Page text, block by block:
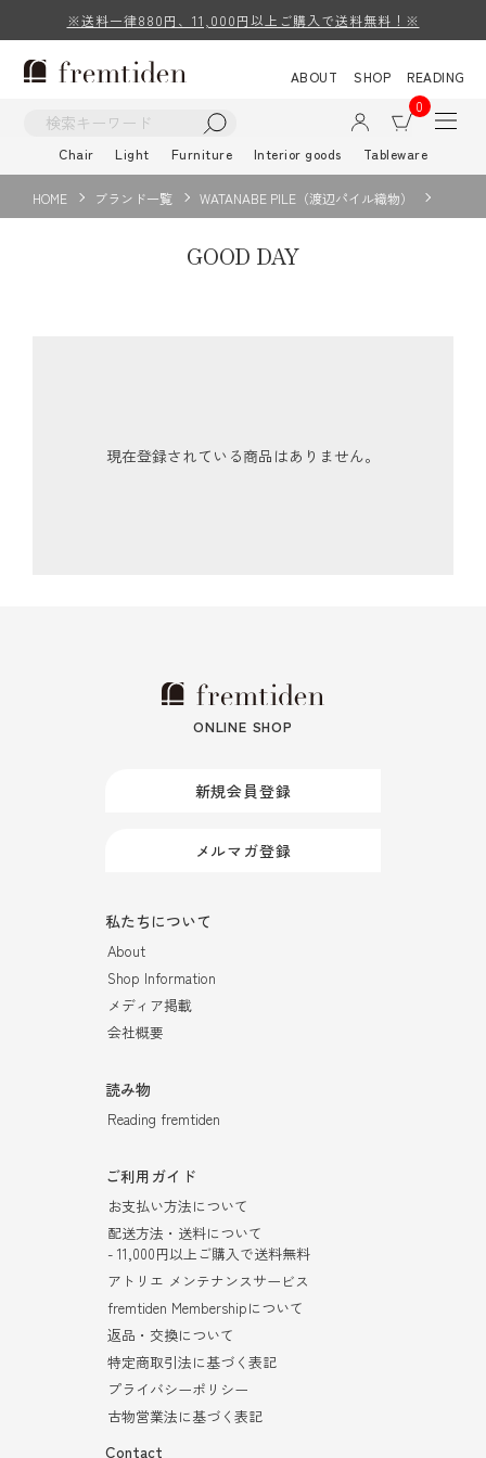
※送料一律880円、11,000円以上ご購入で送料無料！※
ABOUT SHOP
READING
0
Chair Light Furniture Interior goods Tableware
HOME ブランド一覧 WATANABE PILE（渡辺パイル織物）
GOOD DAY
現在登録されている商品はありません。
ONLINE SHOP
新規会員登録
メルマガ登録
私たちについて
About
Shop Information
メディア掲載
会社概要
読み物
Reading fremtiden
ご利用ガイド
お支払い方法について
配送方法・送料について
- 11,000円以上ご購入で送料無料
アトリエ メンテナンスサービス
fremtiden Membershipについて
返品・交換について
特定商取引法に基づく表記
プライバシーポリシー
古物営業法に基づく表記
Contact